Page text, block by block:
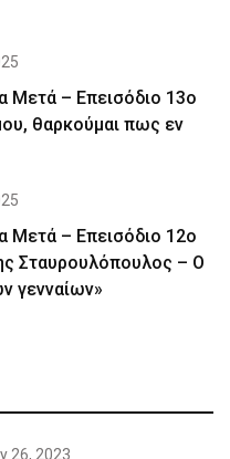
Μετά – Επεισόδιο 13ο
θαρκούμαι πως εν
Μετά – Επεισόδιο 12ο
Σταυρουλόπουλος – Ο
γενναίων»
26, 2023